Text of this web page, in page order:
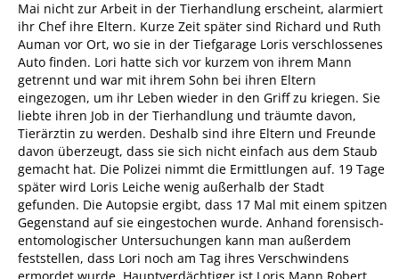
Mai nicht zur Arbeit in der Tierhandlung erscheint, alarmiert
ihr Chef ihre Eltern. Kurze Zeit später sind Richard und Ruth
Auman vor Ort, wo sie in der Tiefgarage Loris verschlossenes
Auto finden. Lori hatte sich vor kurzem von ihrem Mann
getrennt und war mit ihrem Sohn bei ihren Eltern
eingezogen, um ihr Leben wieder in den Griff zu kriegen. Sie
liebte ihren Job in der Tierhandlung und träumte davon,
Tierärztin zu werden. Deshalb sind ihre Eltern und Freunde
davon überzeugt, dass sie sich nicht einfach aus dem Staub
gemacht hat. Die Polizei nimmt die Ermittlungen auf. 19 Tage
später wird Loris Leiche wenig außerhalb der Stadt
gefunden. Die Autopsie ergibt, dass 17 Mal mit einem spitzen
Gegenstand auf sie eingestochen wurde. Anhand forensisch-
entomologischer Untersuchungen kann man außerdem
feststellen, dass Lori noch am Tag ihres Verschwindens